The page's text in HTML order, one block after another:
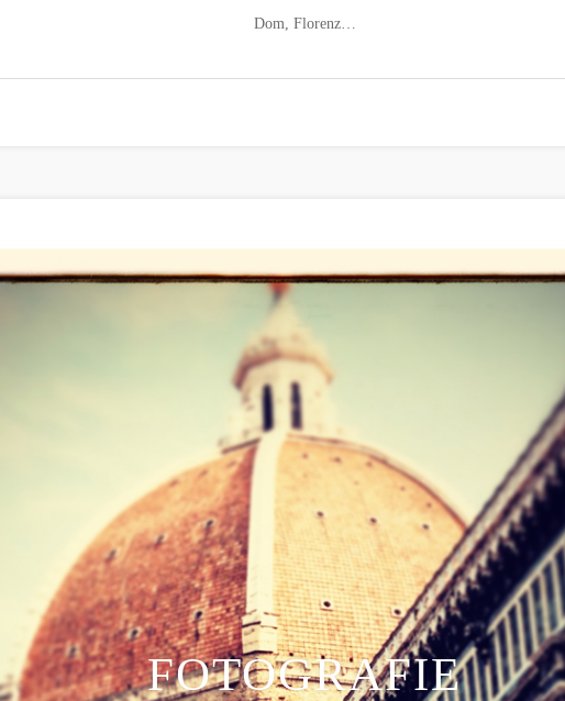
Dom, Florenz…
FOTOGRAFIE